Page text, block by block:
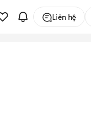
Liên hệ